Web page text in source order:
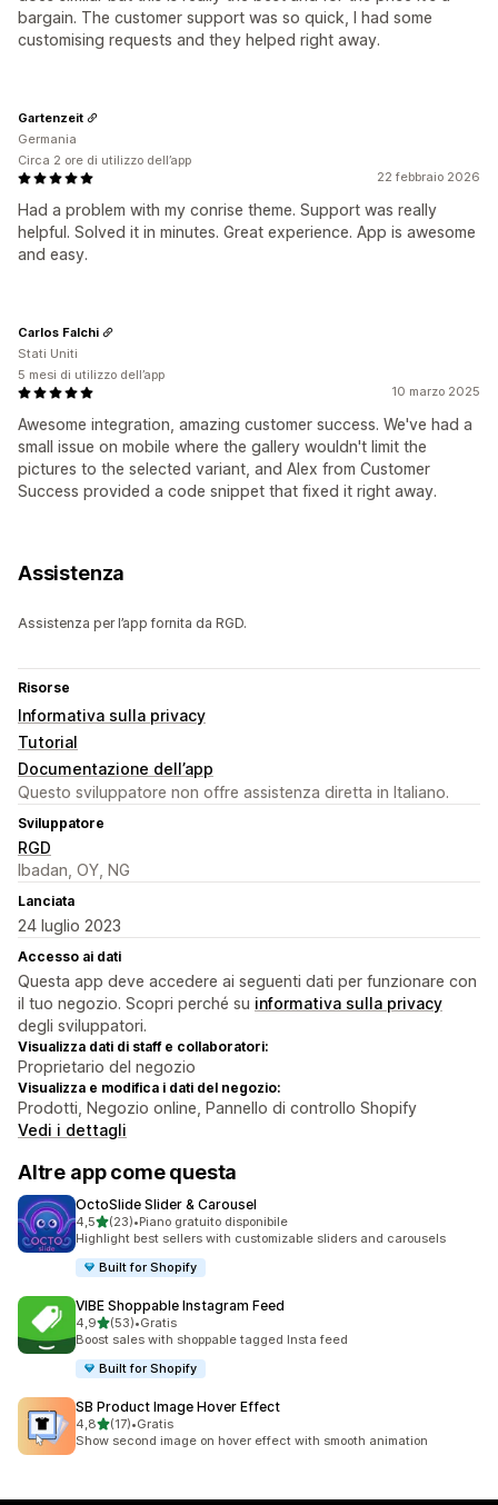
bargain. The customer support was so quick, I had some
customising requests and they helped right away.
22 febbraio 2026
Had a problem with my conrise theme. Support was really
helpful. Solved it in minutes. Great experience. App is awesome
and easy.
Gartenzeit
Germania
Circa 2 ore di utilizzo dell’app
10 marzo 2025
Awesome integration, amazing customer success. We've had a
small issue on mobile where the gallery wouldn't limit the
pictures to the selected variant, and Alex from Customer
Success provided a code snippet that fixed it right away.
Carlos Falchi
Stati Uniti
5 mesi di utilizzo dell’app
Assistenza
Assistenza per l’app fornita da RGD.
Risorse
Informativa sulla privacy
Tutorial
Documentazione dell’app
Questo sviluppatore non offre assistenza diretta in Italiano.
Sviluppatore
RGD
Ibadan, OY, NG
Lanciata
24 luglio 2023
Accesso ai dati
Questa app deve accedere ai seguenti dati per funzionare con
il tuo negozio. Scopri perché su informativa sulla privacy
degli sviluppatori.
Visualizza dati di staff e collaboratori:
Proprietario del negozio
Visualizza e modifica i dati del negozio:
Prodotti, Negozio online, Pannello di controllo Shopify
Vedi i dettagli
Altre app come questa
OctoSlide Slider & Carousel
4,5stelle su 5
(23)
23 recensioni totali
•Piano gratuito disponibile
Highlight best sellers with customizable sliders and carousels
Built for Shopify
VIBE Shoppable Instagram Feed
4,9stelle su 5
(53)
53 recensioni totali
•Gratis
Boost sales with shoppable tagged Insta feed
Built for Shopify
SB Product Image Hover Effect
4,8stelle su 5
(17)
17 recensioni totali
•Gratis
Show second image on hover effect with smooth animation